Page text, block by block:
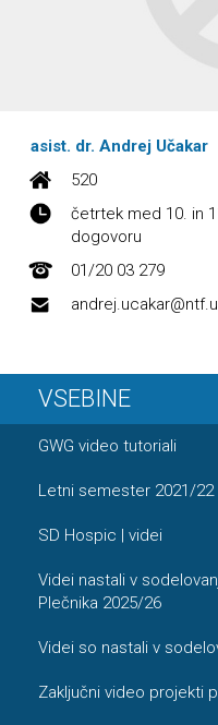
asist. dr. Andrej Učakar
520
četrtek med 10. in
dogovoru
01/20 03 279
VSEBINE
GWG video tutoriali
Letni semester 2021/22
SD Hospic | videi
Videi nastali v
Plečnika 2025/26
Videi so nastali v
Zaključni video projekti